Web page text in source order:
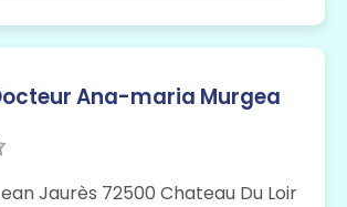
Ana-maria Murgea
Jaurès 72500 Chateau Du Loir